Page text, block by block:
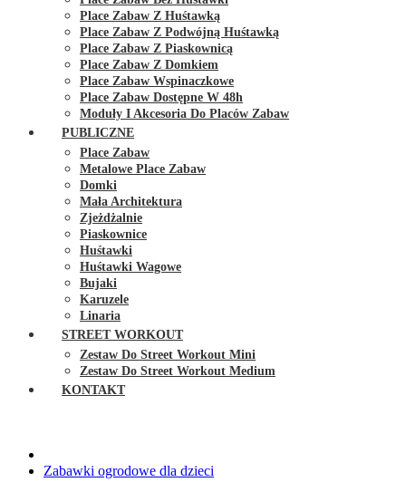
Place Zabaw Z Huśtawką
Place Zabaw Z Podwójną Huśtawką
Place Zabaw Z Piaskownicą
Place Zabaw Z Domkiem
Place Zabaw Wspinaczkowe
Place Zabaw Dostępne W 48h
Moduły I Akcesoria Do Placów Zabaw
PUBLICZNE
Place Zabaw
Metalowe Place Zabaw
Domki
Mała Architektura
Zjeżdżalnie
Piaskownice
Huśtawki
Huśtawki Wagowe
Bujaki
Karuzele
Linaria
STREET WORKOUT
Zestaw Do Street Workout Mini
Zestaw Do Street Workout Medium
KONTAKT
Zabawki ogrodowe dla dzieci